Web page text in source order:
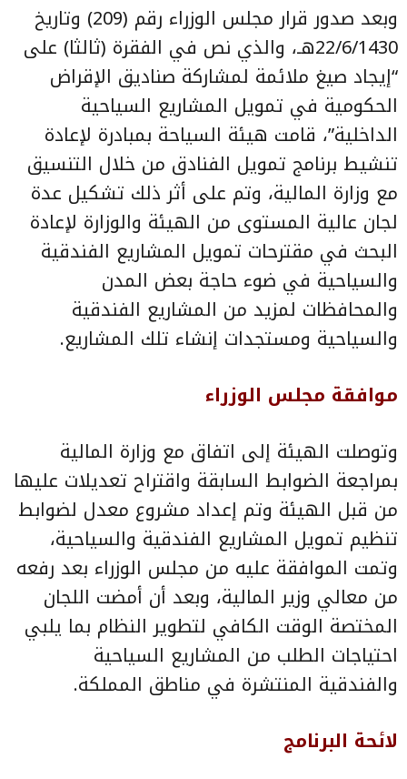
وبعد صدور قرار مجلس الوزراء رقم (209) وتاريخ
22/6/1430هـ، والذي نص في الفقرة (ثالثا) على
“إيجاد صيغ ملائمة لمشاركة صناديق الإقراض
الحكومية في تمويل المشاريع السياحية
الداخلية”، قامت هيئة السياحة بمبادرة لإعادة
تنشيط برنامج تمويل الفنادق من خلال التنسيق
مع وزارة المالية، وتم على أثر ذلك تشكيل عدة
لجان عالية المستوى من الهيئة والوزارة لإعادة
البحث في مقترحات تمويل المشاريع الفندقية
والسياحية في ضوء حاجة بعض المدن
والمحافظات لمزيد من المشاريع الفندقية
والسياحية ومستجدات إنشاء تلك المشاريع.
موافقة مجلس الوزراء
وتوصلت الهيئة إلى اتفاق مع وزارة المالية
بمراجعة الضوابط السابقة واقتراح تعديلات عليها
من قبل الهيئة وتم إعداد مشروع معدل لضوابط
تنظيم تمويل المشاريع الفندقية والسياحية،
وتمت الموافقة عليه من مجلس الوزراء بعد رفعه
من معالي وزير المالية، وبعد أن أمضت اللجان
المختصة الوقت الكافي لتطوير النظام بما يلبي
احتياجات الطلب من المشاريع السياحية
والفندقية المنتشرة في مناطق المملكة.
لائحة البرنامج